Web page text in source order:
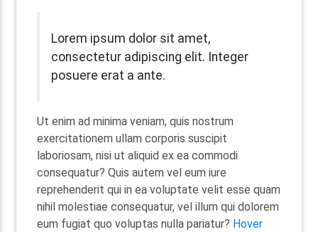
Lorem ipsum dolor sit amet,
consectetur adipiscing elit. Integer
posuere erat a ante.
Ut enim ad minima veniam, quis nostrum
exercitationem ullam corporis suscipit
laboriosam, nisi ut aliquid ex ea commodi
consequatur? Quis autem vel eum iure
reprehenderit qui in ea voluptate velit esse quam
nihil molestiae consequatur, vel illum qui dolorem
eum fugiat quo voluptas nulla pariatur? Hover